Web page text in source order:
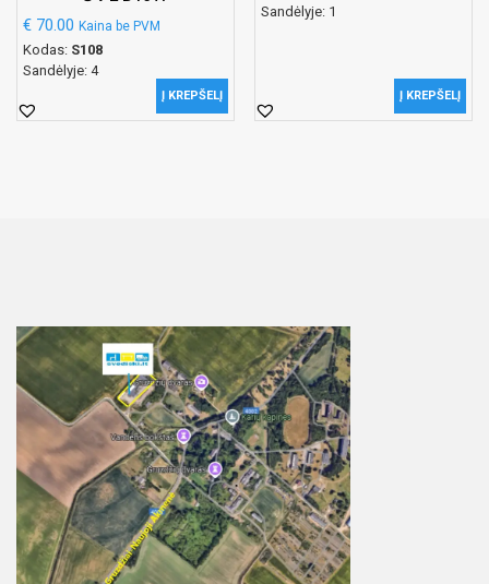
€ 70.00 Kaina be PVM
Kodas: S108
Sandėlyje: 4
Į KREPŠELĮ
Sandėlyje: 1
Į KREPŠELĮ